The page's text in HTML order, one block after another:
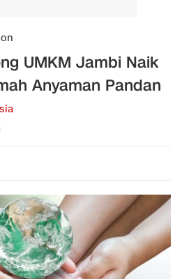
UMKM Jambi Naik
Anyaman Pandan